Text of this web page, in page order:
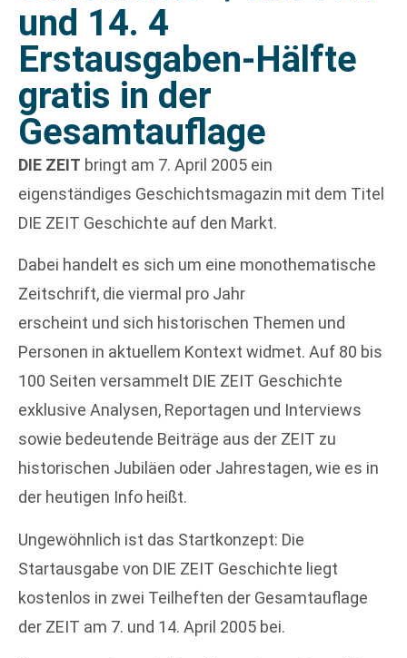
und 14. 4
Erstausgaben-Hälfte
gratis in der
Gesamtauflage
DIE ZEIT bringt am 7. April 2005 ein
eigenständiges Geschichtsmagazin mit dem Titel
DIE ZEIT Geschichte auf den Markt.
Dabei handelt es sich um eine monothematische
Zeitschrift, die viermal pro Jahr
erscheint und sich historischen Themen und
Personen in aktuellem Kontext widmet. Auf 80 bis
100 Seiten versammelt DIE ZEIT Geschichte
exklusive Analysen, Reportagen und Interviews
sowie bedeutende Beiträge aus der ZEIT zu
historischen Jubiläen oder Jahrestagen, wie es in
der heutigen Info heißt.
Ungewöhnlich ist das Startkonzept: Die
Startausgabe von DIE ZEIT Geschichte liegt
kostenlos in zwei Teilheften der Gesamtauflage
der ZEIT am 7. und 14. April 2005 bei.